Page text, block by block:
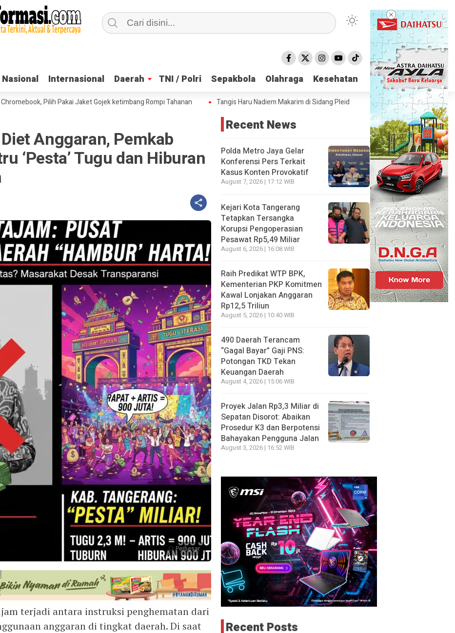
Nasional Internasional Daerah TNI / Polri Sepakbola Olahraga Kesehatan
Nasional Internasional Daerah TNI / Polri Sepakbola Olahraga Kesehatan
Pilih Pakai Jaket Gojek ketimbang Rompi Tahanan Tangis Haru Nadiem Makarim di Sidang Pleidoi Kasus Chromebook, Pilih Pakai Jaket
Anggaran, Pemkab
‘Pesta’ Tugu dan Hiburan
Perbesar
terjadi antara instruksi penghematan dari
anggaran di tingkat daerah. Di saat
Recent News
Polda Metro Jaya Gelar
Konferensi Pers Terkait
Kasus Konten Provokatif
August 7, 2026 | 17:12 WIB
Kejari Kota Tangerang
Tetapkan Tersangka
Korupsi Pengoperasian
Pesawat Rp5,49 Miliar
August 6, 2026 | 16:08 WIB
Raih Predikat WTP BPK,
Kementerian PKP Komitmen
Kawal Lonjakan Anggaran
Rp12,5 Triliun
August 5, 2026 | 10:40 WIB
490 Daerah Terancam
“Gagal Bayar” Gaji PNS:
Potongan TKD Tekan
Keuangan Daerah
August 4, 2026 | 15:06 WIB
Proyek Jalan Rp3,3 Miliar di
Sepatan Disorot: Abaikan
Prosedur K3 dan Berpotensi
Bahayakan Pengguna Jalan
August 3, 2026 | 16:52 WIB
Recent Posts